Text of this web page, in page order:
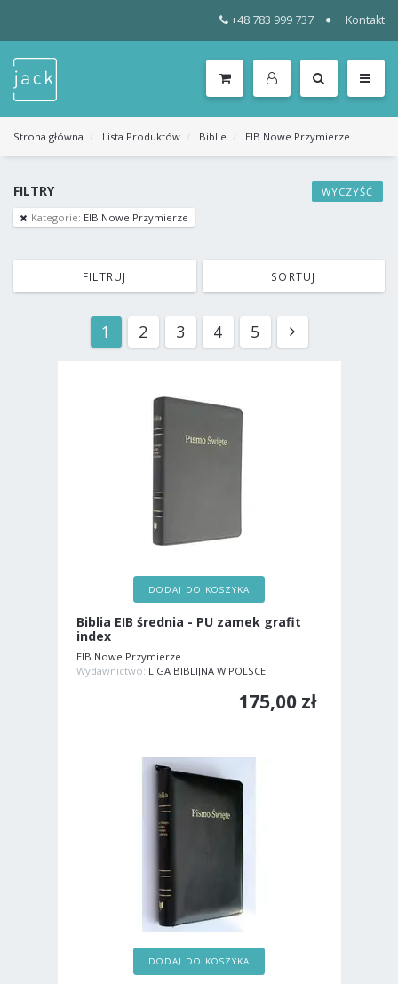
+48 783 999 737 Kontakt
KATEGORIE
MENU
Strona główna Lista Produktów Biblie EIB Nowe Przymierze
FILTRY
WYCZYŚĆ
Kategorie: EIB Nowe Przymierze
FILTRUJ SORTUJ
1 2 3 4 5
DODAJ DO KOSZYKA
Biblia EIB średnia - PU zamek grafit
index
EIB Nowe Przymierze
Wydawnictwo: LIGA BIBLIJNA W POLSCE
175,00 zł
DODAJ DO KOSZYKA